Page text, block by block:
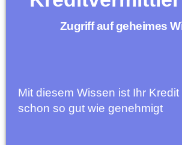
Zugriff auf geheimes
Mit diesem Wissen ist Ihr Kredit
schon so gut wie genehmigt